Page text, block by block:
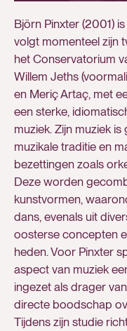
Björn Pinxter (2001)
volgt momenteel zijn
het Conservatorium
Willem Jeths
en Meriç Artaç, met
een sterke,
muziek. Zijn muziek
muzikale traditie en
bezettingen zoals
Deze worden
kunstvormen,
dans, evenals uit
oosterse concepten
heden. Voor Pinxter
aspect van muziek
ingezet als drager
directe boodschap
Tijdens zijn studie